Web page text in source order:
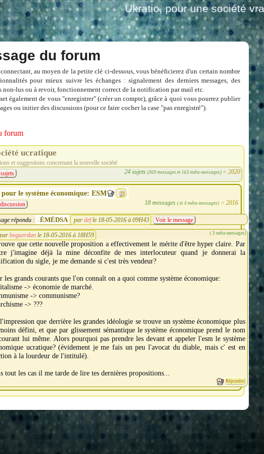
Ukratio, pour une société
du forum
au moyen de la petite clé ci-dessous, vous bénéficierez d'un certain nombre
pour mieux suivre les échanges : signalement des derniers messages, des
non-lus ou à revoir, fonctionnement correct de la notification par mail etc.
également de vous "enregistrer" (créer un compte), grâce à quoi vous pourrez publier
ou initier des discussions (pour ce faire cocher la case "pas enregistré").
forum
ucratique
et suggestions concernant la nouvelle société
24 sujets (369 messages et 163 méta-messages) < 2020
le système économique: ESM
18 messages ( et 4 méta-messages)< 2016
répondu : ÉMÉDSA par def le 18-05-2016 à 09H43 Voir le message
par boguerdan le 18-05-2016 à 18H59 ( 3 méta-messages)
que cette nouvelle proposition a effectivement le mérite d'être hyper claire. Par
j'imagine déjà la mine déconfite de mes interlocuteur quand je donnerai la
du sigle, je me demande si c'est très vendeur?
les grands courants que l'on connaît on a quoi comme système économique:
-> économie de marché.
-> communisme?
-> ???
que derrière les grandes idéologie se trouve un système économique plus
défini, et que par glissement sémantique le système économique prend le nom
lui même. Alors pourquoi pas prendre les devant et appeler l'esm le système
ucratique? (évidement je me fais un peu l'avocat du diable, mais c' est en
à la lourdeur de l'intitulé).
tout les cas il me tarde de lire tes dernières propositions...
Répondre
Plan du site